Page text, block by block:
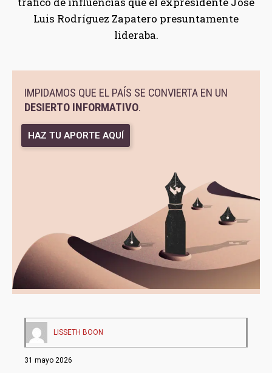
Luis Rodríguez Zapatero presuntamente
lideraba.
IMPIDAMOS QUE EL PAÍS SE CONVIERTA EN UN
DESIERTO INFORMATIVO.
HAZ TU APORTE AQUÍ
LISSETH BOON
31 mayo 2026